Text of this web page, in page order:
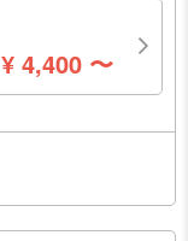
¥ 4,400 円
〜